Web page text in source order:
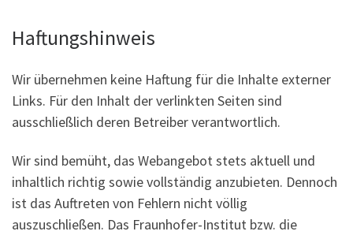
Haftungshinweis
Wir übernehmen keine Haftung für die Inhalte externer
Links. Für den Inhalt der verlinkten Seiten sind
ausschließlich deren Betreiber verantwortlich.
Wir sind bemüht, das Webangebot stets aktuell und
inhaltlich richtig sowie vollständig anzubieten. Dennoch
ist das Auftreten von Fehlern nicht völlig
auszuschließen. Das Fraunhofer-Institut bzw. die